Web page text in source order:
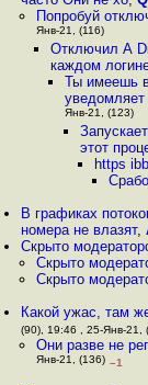
Попробуй
Янв-21, (116)
Отключил А
каждом
Ты имеешь
Янв-21, (123)
этот
https
В графиках
номера не влазят,
Скрыто
Скрыто
Скрыто
Какой ужас, там
(90), 19:46 , 25-Янв-21,
Они разве не
Янв-21, (136) –1